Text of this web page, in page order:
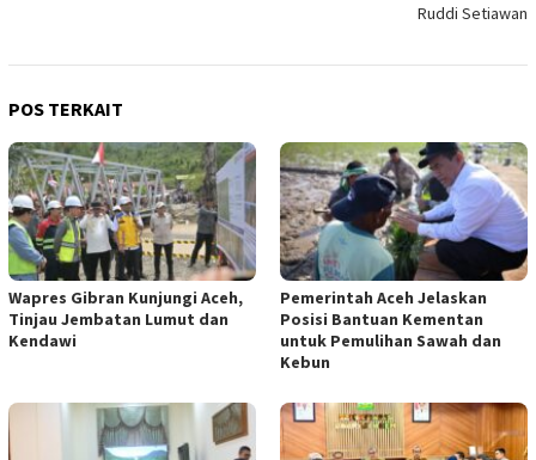
Ruddi Setiawan
POS TERKAIT
Wapres Gibran Kunjungi Aceh,
Tinjau Jembatan Lumut dan
Kendawi
Pemerintah Aceh Jelaskan
Posisi Bantuan Kementan
untuk Pemulihan Sawah dan
Kebun